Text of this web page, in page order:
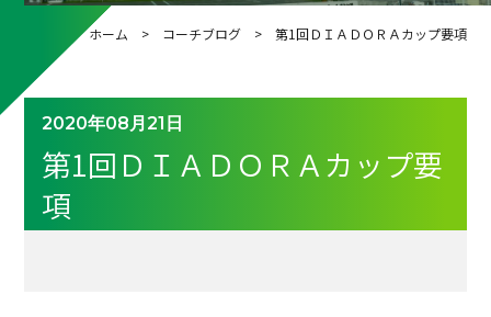
ホーム > コーチブログ> 第1回ＤＩＡＤＯＲＡカップ要項
2020年08月21日
第1回ＤＩＡＤＯＲＡカップ要
項